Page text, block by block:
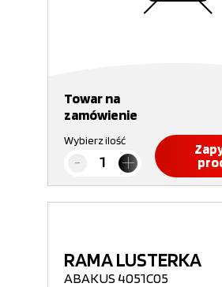
Towar na
zamówienie
Wybierz ilość
RAMA LUSTERKA
ABAKUS 4051C05